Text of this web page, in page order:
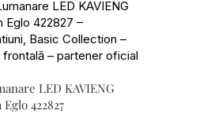
LED KAVIENG
422827